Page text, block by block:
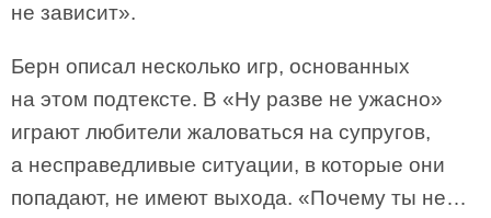
не зависит».
Берн описал несколько игр, основанных
на этом подтексте. В «Ну разве не ужасно»
играют любители жаловаться на супругов,
а несправедливые ситуации, в которые они
попадают, не имеют выхода. «Почему ты не…